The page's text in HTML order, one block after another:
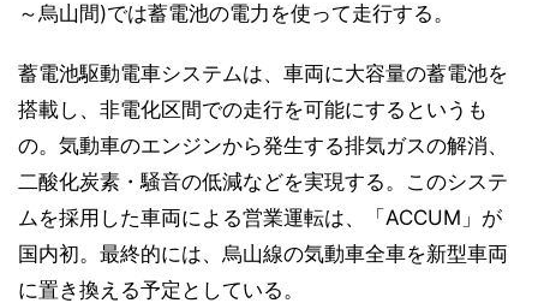
～烏山間)では蓄電池の電力を使って走行する。
蓄電池駆動電車システムは、車両に大容量の蓄電池を
搭載し、非電化区間での走行を可能にするというも
の。気動車のエンジンから発生する排気ガスの解消、
二酸化炭素・騒音の低減などを実現する。このシステ
ムを採用した車両による営業運転は、「ACCUM」が
国内初。最終的には、烏山線の気動車全車を新型車両
に置き換える予定としている。